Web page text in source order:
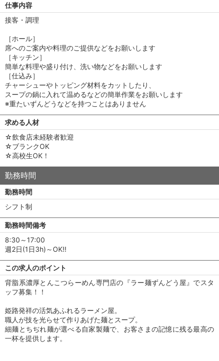
仕事内容
接客・調理
［ホール］
席へのご案内や料理のご提供などをお願いします
［キッチン］
簡単な料理や盛り付け、洗い物などをお願いします
［仕込み］
チャーシューやトッピング材料をカットしたり、
スープの鍋に入れて温めるなどの簡単作業をお願いします
※重たいずんどうなどを持つことはありません
求める人材
☆飲食店未経験者歓迎
☆ブランクOK
☆高校生OK！
勤務時間
勤務時間
シフト制
勤務時間備考
8:30～17:00
週2日(1日3h)～OK!!
この求人のポイント
背脂系濃厚とんこつらーめん専門店の『ラー麺ずんどう屋』でスタ
ッフ募集！！
姫路発祥の活気あふれるラーメン屋。
職人が技を光らせて作りあげた麺とスープ。
細麺とちぢれ麺が選べる自家製麺で、お客さまの記憶に残る最高の
一杯を提供します。